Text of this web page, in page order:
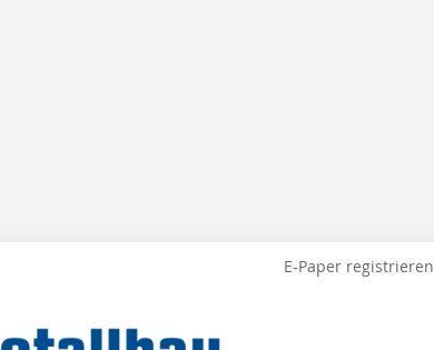
E-Paper registrieren